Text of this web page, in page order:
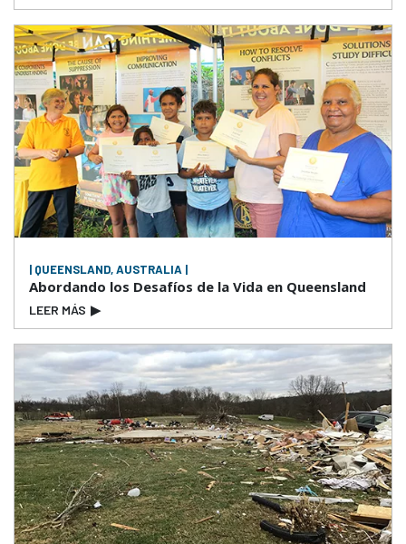
| QUEENSLAND, AUSTRALIA |
Abordando los Desafíos de la Vida en Queensland
LEER MÁS ▶